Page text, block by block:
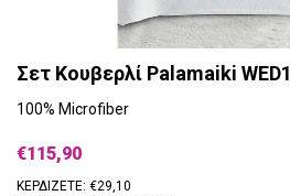
Σετ Κουβερλί Palamaiki
100% Microfiber
€115,90
ΚΕΡΔΙΖΕΤΕ: €29,10